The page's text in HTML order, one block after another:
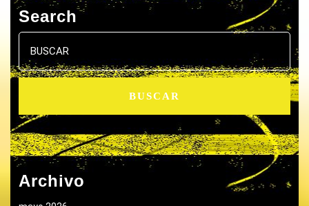
Search
Buscar:
Archivo